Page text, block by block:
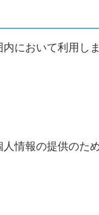
において利用しま
情報の提供のた